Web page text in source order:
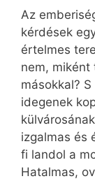
Az
kérdések
értelmes
nem, miként
másokkal?
idegenek
izgalmas és
fi landol a
Hatalmas,